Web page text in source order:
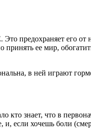
предохраняет его от
ее мир,
в ней играют
знает, что в
если хочешь боли